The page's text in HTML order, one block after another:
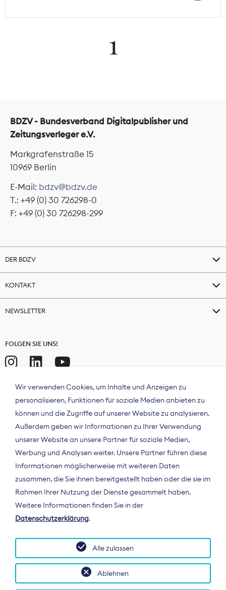
1
BDZV - Bundesverband Digitalpublisher und
Zeitungsverleger e.V.
Markgrafenstraße 15
10969 Berlin
E-Mail: bdzv@bdzv.de
T.: +49 (0) 30 726298-0
F: +49 (0) 30 726298-299
DER BDZV
KONTAKT
NEWSLETTER
FOLGEN SIE UNS!
Der Bundesverband Digitalpublisher und
Zeitungsverleger (BDZV) vertritt als
Spitzenorganisation die Interessen der
Deutschland und auf EU-Ebene.
Wir verwenden Cookies, um Inhalte und Anzeigen zu
personalisieren, Funktionen für soziale Medien anbieten zu
können und die Zugriffe auf unserer Website zu analysieren.
Außerdem geben wir Informationen zu Ihrer Verwendung
unserer Website an unsere Partner für soziale Medien,
Werbung und Analysen weiter. Unsere Partner führen diese
Informationen möglicherweise mit weiteren Daten
zusammen, die Sie ihnen bereitgestellt haben oder die sie im
Rahmen Ihrer Nutzung der Dienste gesammelt haben.
Weitere Informationen finden Sie in der
Datenschutzerklärung.
Ablehnen
Alle zulassen